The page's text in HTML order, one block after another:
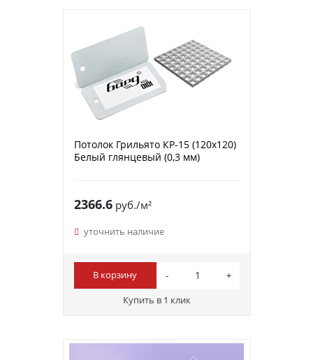
Потолок Грильято КР-15 (120х120)
Белый глянцевый (0,3 мм)
2366.6руб./м²
уточнить наличие
В корзину
Купить в 1 клик